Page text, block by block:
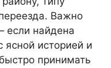
Важно
если найдена
историей и
принимать